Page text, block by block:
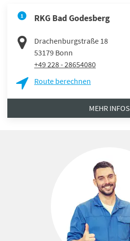
1 RKG Bad Godesberg
Drachenburgstraße 18
53179 Bonn
+49 228 - 28654080
Route berechnen
MEHR INFOS